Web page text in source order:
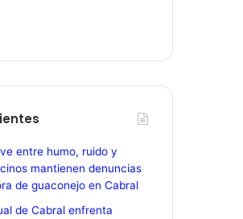
entre humo, ruido y
mantienen denuncias
de guaconejo en Cabral
de Cabral enfrenta